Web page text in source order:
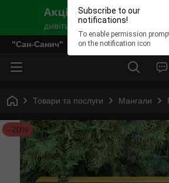
Subscribe to our
notifications!
To enable permission
on the notification icon
"Сан-Санич"
Товари та послуги Мангали
–20%